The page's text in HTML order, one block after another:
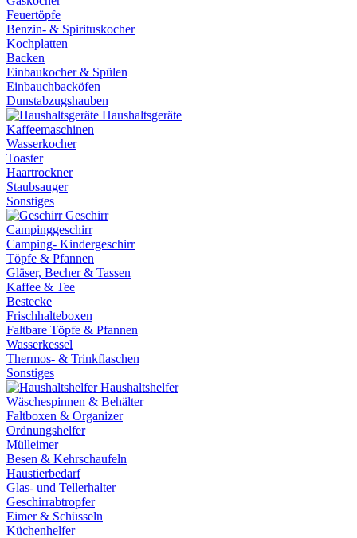
Feuertöpfe
Benzin- & Spirituskocher
Kochplatten
Backen
Einbaukocher & Spülen
Einbauchbacköfen
Dunstabzugshauben
Haushaltsgeräte
Kaffeemaschinen
Wasserkocher
Toaster
Haartrockner
Staubsauger
Sonstiges
Geschirr
Campinggeschirr
Camping- Kindergeschirr
Töpfe & Pfannen
Gläser, Becher & Tassen
Kaffee & Tee
Bestecke
Frischhalteboxen
Faltbare Töpfe & Pfannen
Wasserkessel
Thermos- & Trinkflaschen
Sonstiges
Haushaltshelfer
Wäschespinnen & Behälter
Faltboxen & Organizer
Ordnungshelfer
Mülleimer
Besen & Kehrschaufeln
Haustierbedarf
Glas- und Tellerhalter
Geschirrabtropfer
Eimer & Schüsseln
Küchenhelfer